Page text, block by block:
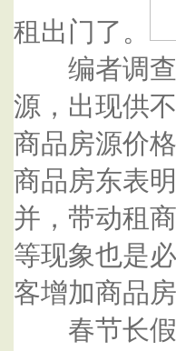
租出门了。
编者调查
源，出现供
商品房源价
商品房东表
并，带动租
等现象也是
客增加商品
春节长假